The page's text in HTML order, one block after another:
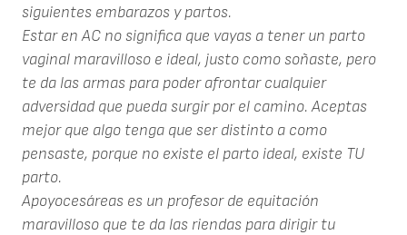
siguientes embarazos y partos.
Estar en AC no significa que vayas a tener un parto
vaginal maravilloso e ideal, justo como soñaste, pero
te da las armas para poder afrontar cualquier
adversidad que pueda surgir por el camino. Aceptas
mejor que algo tenga que ser distinto a como
pensaste, porque no existe el parto ideal, existe TU
parto.
Apoyocesáreas es un profesor de equitación
maravilloso que te da las riendas para dirigir tu